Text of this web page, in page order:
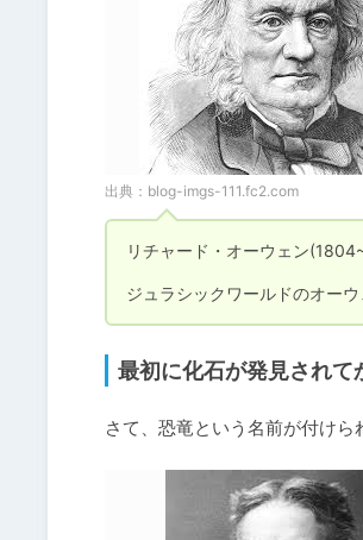
出典： blog-imgs-111.fc2.com
リチャード・オーウェン
ジュラシックワールドのオー
最初に化石が発見され
さて、恐竜という名前が付けら